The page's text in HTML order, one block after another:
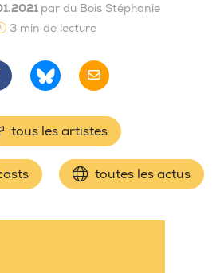
par du Bois Stéphanie
3 min de lecture
tous les artistes
toutes les actus